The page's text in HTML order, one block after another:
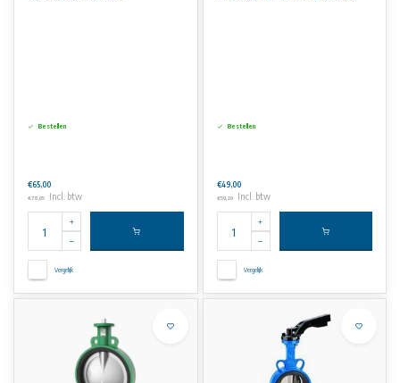
Bestellen
€65,00
€78,65 Incl. btw
Vergelijk
Bestellen
€49,00
€59,29 Incl. btw
Vergelijk